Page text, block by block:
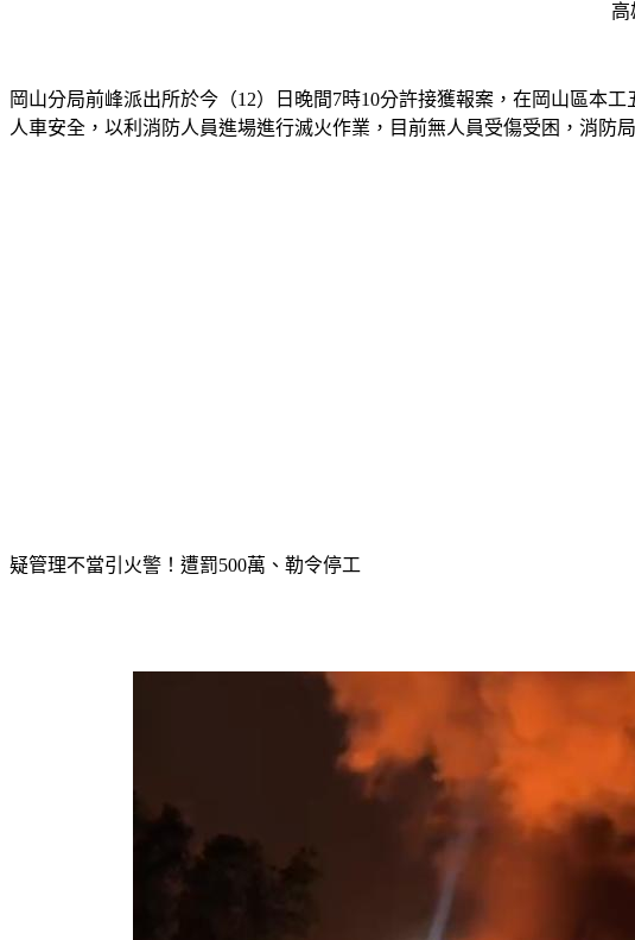
高
岡山分局前峰派出所於今（12）日晚間7時10分許接獲報案，在岡山區本
人車安全，以利消防人員進場進行滅火作業，目前無人員受傷受困，消防
疑管理不當引火警！遭罰500萬、勒令停工